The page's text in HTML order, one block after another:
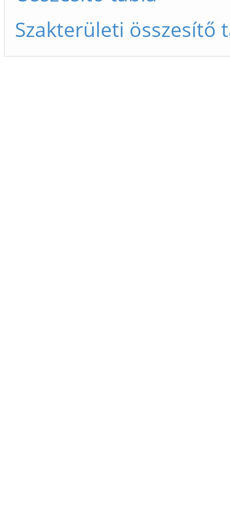
Szakterületi összesítő